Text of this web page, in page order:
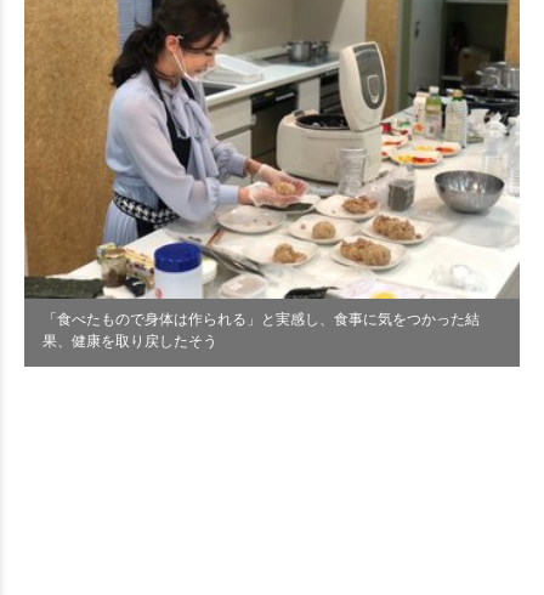
「食べたもので身体は作られる」と実感し、食事に気をつかった結
果、健康を取り戻したそう